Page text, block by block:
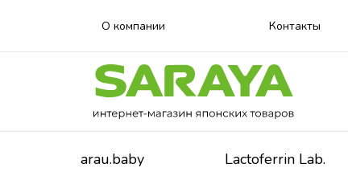
О компании Контакты
arau.baby Lactoferrin Lab.